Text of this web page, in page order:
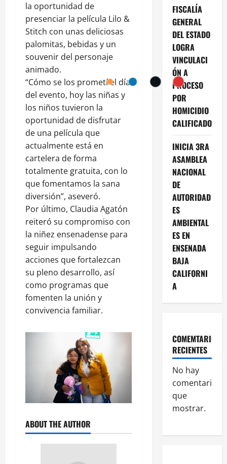
la oportunidad de
presenciar la película Lilo &
Stitch con unas deliciosas
palomitas, bebidas y un
souvenir del personaje
animado.
“Cómo se los prometí el día
del evento, hoy las niñas y
los niños tuvieron la
oportunidad de disfrutar
de una película que
actualmente está en
cartelera de forma
totalmente gratuita, con lo
que fomentamos la sana
diversión”, aseveró.
Por último, Claudia Agatón
reiteró su compromiso con
la niñez ensenadense para
seguir impulsando
acciones que fortalezcan
su pleno desarrollo, así
como programas que
fomenten la unión y
convivencia familiar.
ABOUT THE AUTHOR
FISCALÍA
GENERAL
DEL ESTADO
LOGRA
VINCULACI
ÓN A
PROCESO
POR
HOMICIDIO
CALIFICADO
INICIA 3RA
ASAMBLEA
NACIONAL
DE
AUTORIDAD
ES
AMBIENTAL
ES EN
ENSENADA
BAJA
CALIFORNI
A
COMEMTARIOS
RECIENTES
No hay
comentarios
que
mostrar.